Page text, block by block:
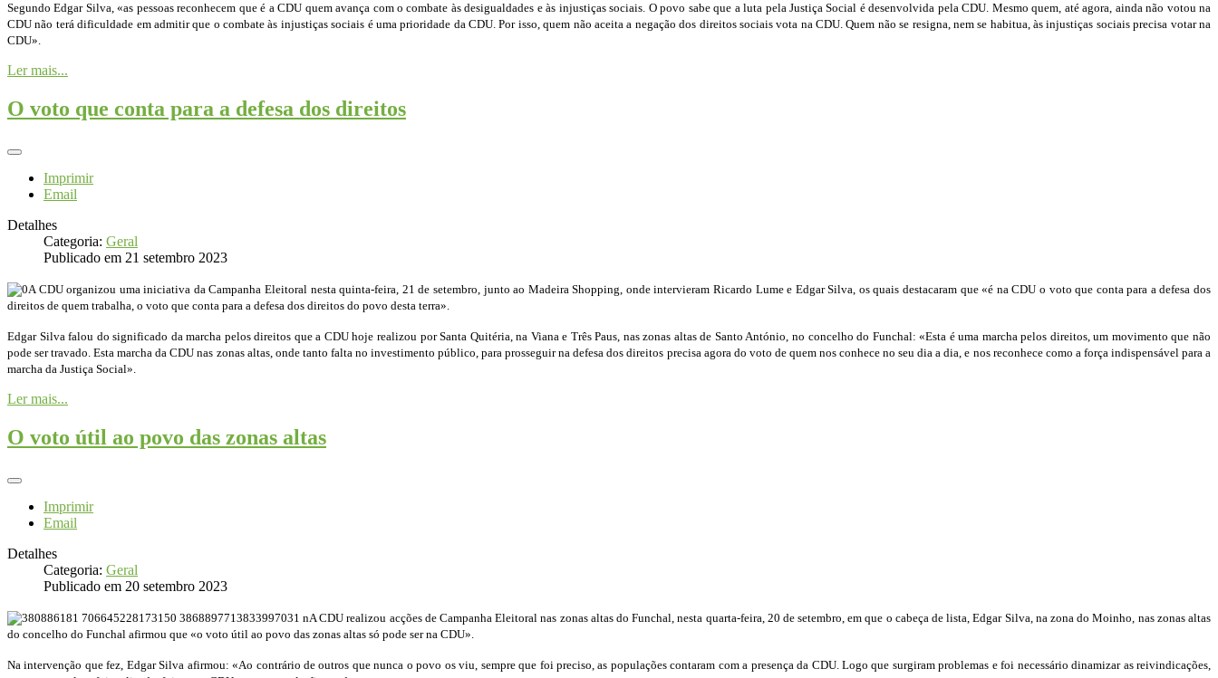
Segundo Edgar Silva, «as pessoas reconhecem que é a CDU quem avança com o combate às desigualdades e às injustiças sociais. O povo sabe que a luta pela Justiça Social é desenvolvida pela CDU. Mesmo quem, até agora, ainda não votou na
CDU não terá dificuldade em admitir que o combate às injustiças sociais é uma prioridade da CDU. Por isso, quem não aceita a negação dos direitos sociais vota na CDU. Quem não se resigna, nem se habitua, às injustiças sociais precisa votar na
CDU».
Ler mais...
O voto que conta para a defesa dos direitos
Imprimir
Email
Detalhes
Categoria: Geral
Publicado em 21 setembro 2023
A CDU organizou uma iniciativa da Campanha Eleitoral nesta quinta-feira, 21 de setembro, junto ao Madeira Shopping, onde intervieram Ricardo Lume e Edgar Silva, os quais destacaram que «é na CDU o voto que conta para a defesa dos
direitos de quem trabalha, o voto que conta para a defesa dos direitos do povo desta terra».
Edgar Silva falou do significado da marcha pelos direitos que a CDU hoje realizou por Santa Quitéria, na Viana e Três Paus, nas zonas altas de Santo António, no concelho do Funchal: «Esta é uma marcha pelos direitos, um movimento que não
pode ser travado. Esta marcha da CDU nas zonas altas, onde tanto falta no investimento público, para prosseguir na defesa dos direitos precisa agora do voto de quem nos conhece no seu dia a dia, e nos reconhece como a força indispensável para a
marcha da Justiça Social».
Ler mais...
O voto útil ao povo das zonas altas
Imprimir
Email
Detalhes
Categoria: Geral
Publicado em 20 setembro 2023
A CDU realizou acções de Campanha Eleitoral nas zonas altas do Funchal, nesta quarta-feira, 20 de setembro, em que o cabeça de lista, Edgar Silva, na zona do Moinho, nas zonas altas
do concelho do Funchal afirmou que «o voto útil ao povo das zonas altas só pode ser na CDU».
Na intervenção que fez, Edgar Silva afirmou: «Ao contrário de outros que nunca o povo os viu, sempre que foi preciso, as populações contaram com a presença da CDU. Logo que surgiram problemas e foi necessário dinamizar as reivindicações,